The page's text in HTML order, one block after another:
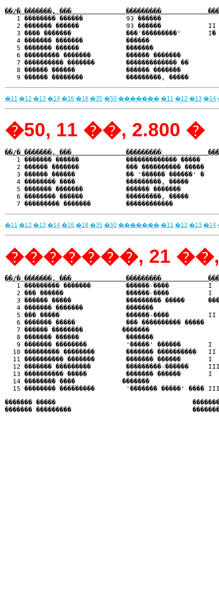
��/� �������, ���              ���������            ����
1 �������� ������           93 ������
2 ������� ������            93 ������
3 ���� �������              ���'���������'
4 ������� �������           ������
5 ������� ������            �������
6 ��������� �������         ������ �������
7 ���������� �������        ������������� ��
8 ������ ������             ������ �������
�11 �12 �13 �14 �16 �18 �35 �50 ������� �11 �12 �13 �14
�50, 11 ��, 2.800 �
��/� �������, ���              ���������            ����
1 ������� ������            ������������� �����
2 ������ �������            ��� ���������� �����
3 ������ ������             �� '������ ������' �
4 �������� ����             ���������, �����
5 ������� �������           ������ �������
6 �������� ������           ���������, �����
�11 �12 �13 �14 �16 �18 �35 �50 ������� �11 �12 �13 �14
�������, 21 ��,
��/� �������, ���              ���������            ����
1 ��������� �������         ������-����
2 ��� ������                ������-����
3 ������ �����              ��������� �����
4 ������� �������           �������
5 ��� �����                 ������-����
6 ������� �����             ��� ���������� �����
7 ������ ��������          �������
8 ������� ������            �������
9 ������� ��������          '�����' ������
10 ��������� ��������        ������� ����������
11 ���������� �������        ������� ������
12 ������� ���������         ���������-������
13 ���������� �����          ������� ������
14 �������� ����            �������
������� �����
������� ���������                               �������